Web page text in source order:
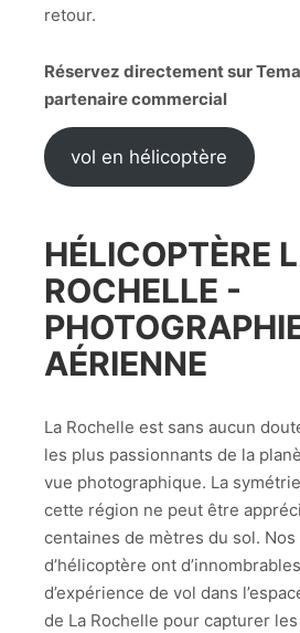
retour.
Réservez directement sur
partenaire commercial
vol en hélicoptère
HÉLICOPTÈRE
ROCHELLE -
AÉRIENNE
La Rochelle est sans aucun
les plus passionnants de la
vue photographique. La
cette région ne peut être
centaines de mètres du sol.
d’hélicoptère ont
d’expérience de vol dans
de La Rochelle pour capturer